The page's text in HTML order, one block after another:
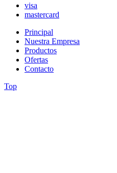
visa
mastercard
Principal
Nuestra Empresa
Productos
Ofertas
Contacto
Top